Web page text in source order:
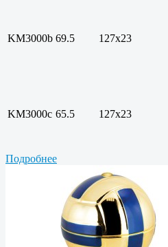
KM3000b 69.5 127х23
KM3000c 65.5 127х23
Подробнее